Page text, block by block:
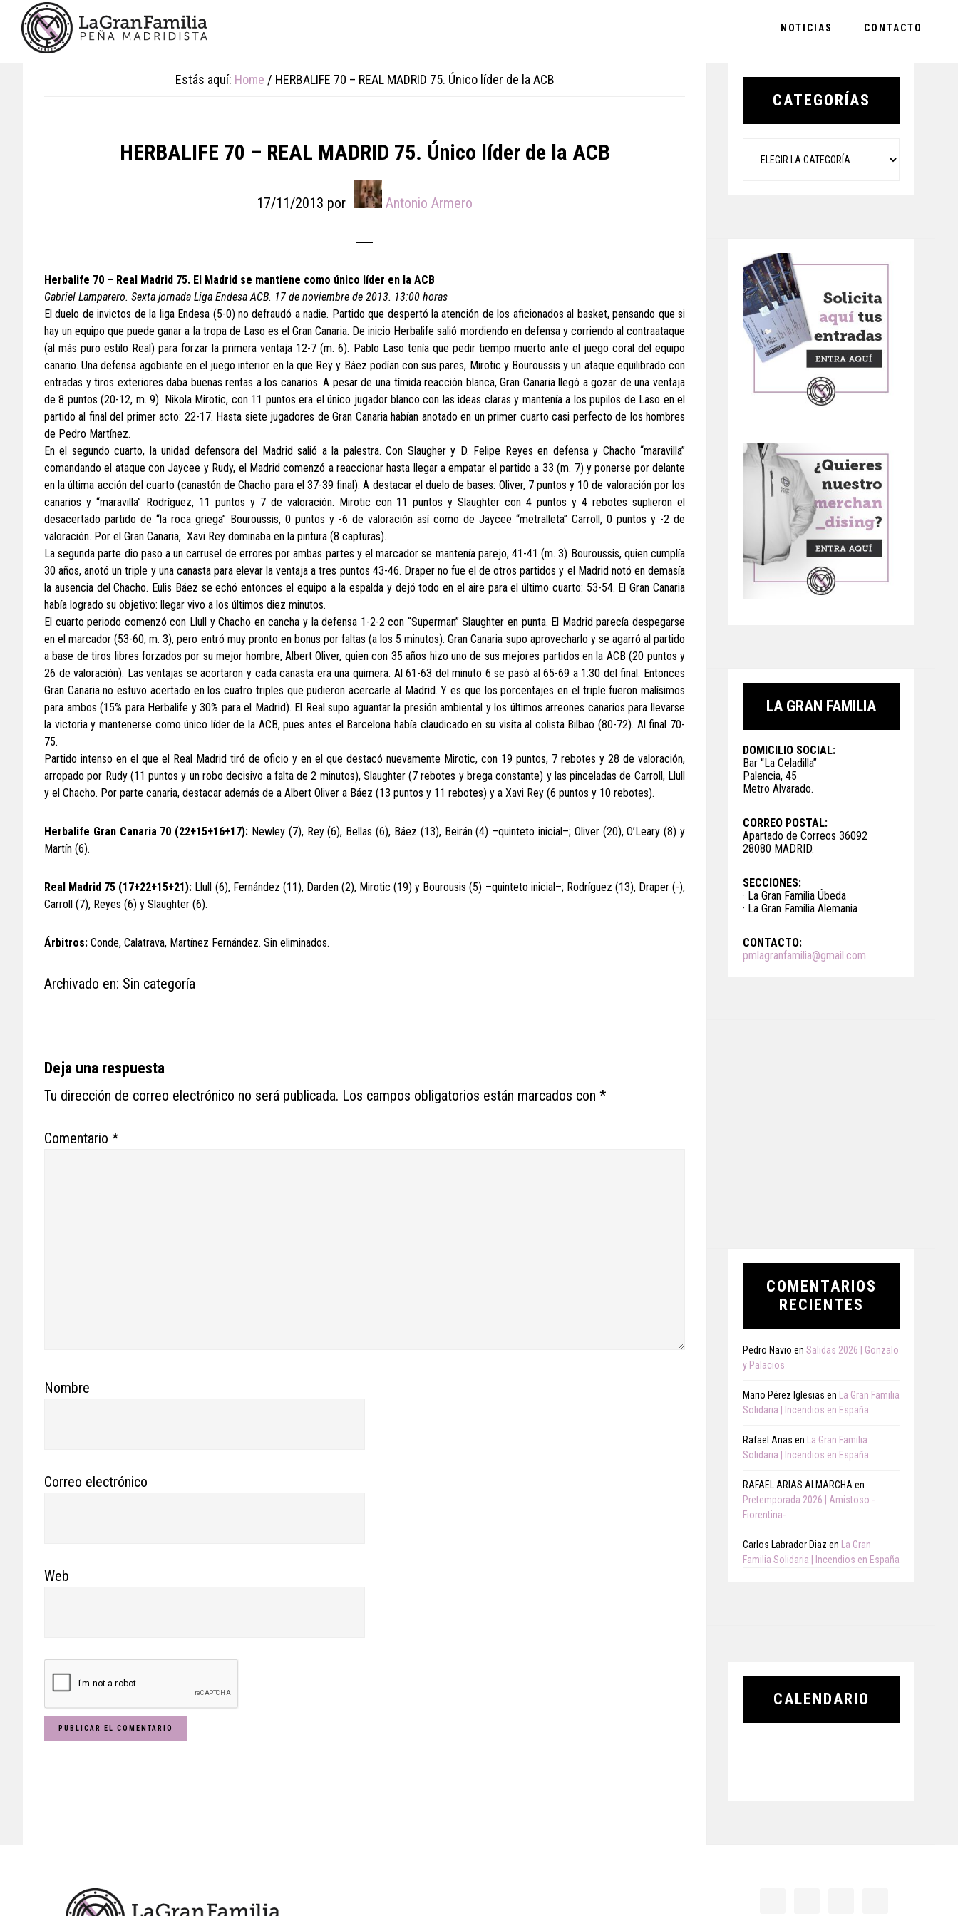
primary
footer
NOTICIAS CONTACTO
Estás aquí: Home / HERBALIFE 70 – REAL MADRID 75. Único líder de la ACB
HERBALIFE 70 – REAL MADRID 75. Único líder de la ACB
17/11/2013 por Antonio Armero
Herbalife 70 – Real Madrid 75. El Madrid se mantiene como único líder en la ACB
Gabriel Lamparero. Sexta jornada Liga Endesa ACB. 17 de noviembre de 2013. 13:00 horas
El duelo de invictos de la liga Endesa (5-0) no defraudó a nadie. Partido que despertó la atención de los aficionados al basket, pensando que si
hay un equipo que puede ganar a la tropa de Laso es el Gran Canaria. De inicio Herbalife salió mordiendo en defensa y corriendo al contraataque
(al más puro estilo Real) para forzar la primera ventaja 12-7 (m. 6). Pablo Laso tenía que pedir tiempo muerto ante el juego coral del equipo
canario. Una defensa agobiante en el juego interior en la que Rey y Báez podían con sus pares, Mirotic y Bouroussis y un ataque equilibrado con
entradas y tiros exteriores daba buenas rentas a los canarios. A pesar de una tímida reacción blanca, Gran Canaria llegó a gozar de una ventaja
de 8 puntos (20-12, m. 9). Nikola Mirotic, con 11 puntos era el único jugador blanco con las ideas claras y mantenía a los pupilos de Laso en el
partido al final del primer acto: 22-17. Hasta siete jugadores de Gran Canaria habían anotado en un primer cuarto casi perfecto de los hombres
de Pedro Martínez.
En el segundo cuarto, la unidad defensora del Madrid salió a la palestra. Con Slaugher y D. Felipe Reyes en defensa y Chacho “maravilla”
comandando el ataque con Jaycee y Rudy, el Madrid comenzó a reaccionar hasta llegar a empatar el partido a 33 (m. 7) y ponerse por delante
en la última acción del cuarto (canastón de Chacho para el 37-39 final). A destacar el duelo de bases: Oliver, 7 puntos y 10 de valoración por los
canarios y “maravilla” Rodríguez, 11 puntos y 7 de valoración. Mirotic con 11 puntos y Slaughter con 4 puntos y 4 rebotes suplieron el
desacertado partido de “la roca griega” Bouroussis, 0 puntos y -6 de valoración así como de Jaycee “metralleta” Carroll, 0 puntos y -2 de
valoración. Por el Gran Canaria, Xavi Rey dominaba en la pintura (8 capturas).
La segunda parte dio paso a un carrusel de errores por ambas partes y el marcador se mantenía parejo, 41-41 (m. 3) Bouroussis, quien cumplía
30 años, anotó un triple y una canasta para elevar la ventaja a tres puntos 43-46. Draper no fue el de otros partidos y el Madrid notó en demasía
la ausencia del Chacho. Eulis Báez se echó entonces el equipo a la espalda y dejó todo en el aire para el último cuarto: 53-54. El Gran Canaria
había logrado su objetivo: llegar vivo a los últimos diez minutos.
El cuarto periodo comenzó con Llull y Chacho en cancha y la defensa 1-2-2 con “Superman” Slaughter en punta. El Madrid parecía despegarse
en el marcador (53-60, m. 3), pero entró muy pronto en bonus por faltas (a los 5 minutos). Gran Canaria supo aprovecharlo y se agarró al partido
a base de tiros libres forzados por su mejor hombre, Albert Oliver, quien con 35 años hizo uno de sus mejores partidos en la ACB (20 puntos y
26 de valoración). Las ventajas se acortaron y cada canasta era una quimera. Al 61-63 del minuto 6 se pasó al 65-69 a 1:30 del final. Entonces
Gran Canaria no estuvo acertado en los cuatro triples que pudieron acercarle al Madrid. Y es que los porcentajes en el triple fueron malísimos
para ambos (15% para Herbalife y 30% para el Madrid). El Real supo aguantar la presión ambiental y los últimos arreones canarios para llevarse
la victoria y mantenerse como único líder de la ACB, pues antes el Barcelona había claudicado en su visita al colista Bilbao (80-72). Al final 70-
75.
Partido intenso en el que el Real Madrid tiró de oficio y en el que destacó nuevamente Mirotic, con 19 puntos, 7 rebotes y 28 de valoración,
arropado por Rudy (11 puntos y un robo decisivo a falta de 2 minutos), Slaughter (7 rebotes y brega constante) y las pinceladas de Carroll, Llull
y el Chacho. Por parte canaria, destacar además de a Albert Oliver a Báez (13 puntos y 11 rebotes) y a Xavi Rey (6 puntos y 10 rebotes).
Herbalife Gran Canaria 70 (22+15+16+17): Newley (7), Rey (6), Bellas (6), Báez (13), Beirán (4) –quinteto inicial–; Oliver (20), O’Leary (8) y
Martín (6).
Real Madrid 75 (17+22+15+21): Llull (6), Fernández (11), Darden (2), Mirotic (19) y Bourousis (5) –quinteto inicial–; Rodríguez (13), Draper (-),
Carroll (7), Reyes (6) y Slaughter (6).
Árbitros: Conde, Calatrava, Martínez Fernández. Sin eliminados.
Archivado en: Sin categoría
Reader
Interactions
Deja una respuesta
Tu dirección de correo electrónico no será publicada. Los campos obligatorios están marcados con *
Comentario *
Nombre
Correo electrónico
Web
Primary
CATEGORÍAS
LA GRAN FAMILIA
DOMICILIO SOCIAL:
Bar “La Celadilla”
Palencia, 45
Metro Alvarado.
CORREO POSTAL:
Apartado de Correos 36092
28080 MADRID.
SECCIONES:
· La Gran Familia Úbeda
· La Gran Familia Alemania
CONTACTO:
pmlagranfamilia@gmail.com
COMENTARIOS
RECIENTES
Pedro Navio en Salidas 2026 | Gonzalo
y Palacios
Mario Pérez Iglesias en
La Gran Familia
Solidaria | Incendios en España
Rafael Arias en
La Gran Familia
Solidaria | Incendios en España
RAFAEL ARIAS ALMARCHA en
Pretemporada 2026 | Amistoso -
Fiorentina-
Carlos Labrador Diaz en
La Gran
Familia Solidaria | Incendios en España
CALENDARIO